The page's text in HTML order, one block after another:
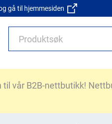
gå til hjemmesiden
til vår B2B-nettbutikk!